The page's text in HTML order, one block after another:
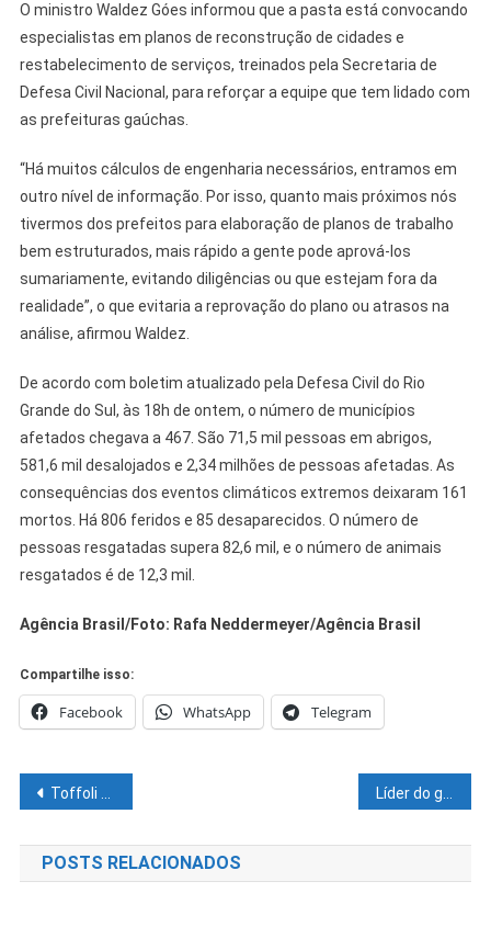
O ministro Waldez Góes informou que a pasta está convocando
especialistas em planos de reconstrução de cidades e
restabelecimento de serviços, treinados pela Secretaria de
Defesa Civil Nacional, para reforçar a equipe que tem lidado com
as prefeituras gaúchas.
“Há muitos cálculos de engenharia necessários, entramos em
outro nível de informação. Por isso, quanto mais próximos nós
tivermos dos prefeitos para elaboração de planos de trabalho
bem estruturados, mais rápido a gente pode aprová-los
sumariamente, evitando diligências ou que estejam fora da
realidade”, o que evitaria a reprovação do plano ou atrasos na
análise, afirmou Waldez.
De acordo com boletim atualizado pela Defesa Civil do Rio
Grande do Sul, às 18h de ontem, o número de municípios
afetados chegava a 467. São 71,5 mil pessoas em abrigos,
581,6 mil desalojados e 2,34 milhões de pessoas afetadas. As
consequências dos eventos climáticos extremos deixaram 161
mortos. Há 806 feridos e 85 desaparecidos. O número de
pessoas resgatadas supera 82,6 mil, e o número de animais
resgatados é de 12,3 mil.
Agência Brasil/Foto: Rafa Neddermeyer/Agência Brasil
Compartilhe isso:
Facebook WhatsApp Telegram
Navegação
de
Post
Toffoli anula todos os atos da Operação Lava Jato contra Marcelo Odebrecht Líder do governo pede verificação de quórum e derruba sessão que votaria reajuste de servidores estaduais
POSTS RELACIONADOS